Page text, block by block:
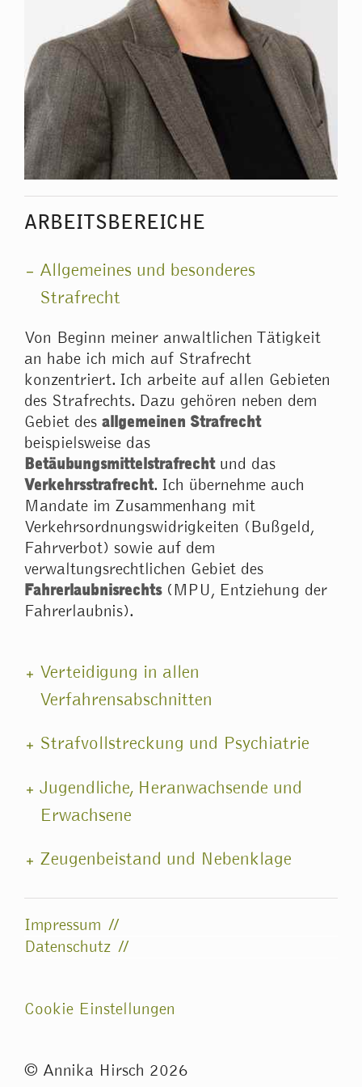
ARBEITSBEREICHE
Allgemeines und besonderes
Strafrecht
Von Beginn meiner anwaltlichen Tätigkeit
an habe ich mich auf Strafrecht
konzentriert. Ich arbeite auf allen Gebieten
des Strafrechts. Dazu gehören neben dem
Gebiet des allgemeinen Strafrecht
beispielsweise das
Betäubungsmittelstrafrechtund das
Verkehrsstrafrecht. Ich übernehme auch
Mandate im Zusammenhang mit
Verkehrsordnungswidrigkeiten (Bußgeld,
Fahrverbot) sowie auf dem
verwaltungsrechtlichen Gebiet des
Fahrerlaubnisrechts(MPU, Entziehung der
Fahrerlaubnis).
Verteidigung in allen
Verfahrensabschnitten
Strafvollstreckung und Psychiatrie
Jugendliche, Heranwachsende und
Erwachsene
Zeugenbeistand und Nebenklage
Impressum
Datenschutz
Cookie Einstellungen
© Annika Hirsch 2026